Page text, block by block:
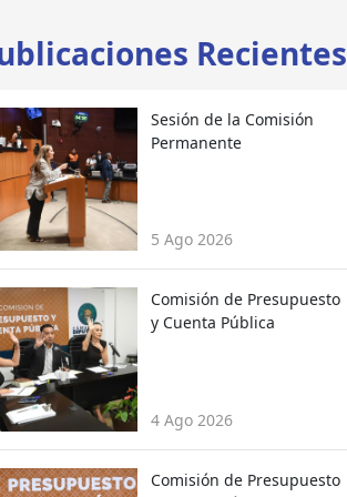
Recientes
Sesión de la Comisión
Permanente
5 Ago 2026
Comisión de Presupuesto
y Cuenta Pública
4 Ago 2026
Comisión de Presupuesto